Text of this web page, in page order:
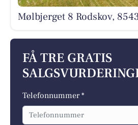
Mølbjerget 8 Rodskov,
FÅ TRE GRATIS
Telefonnummer *